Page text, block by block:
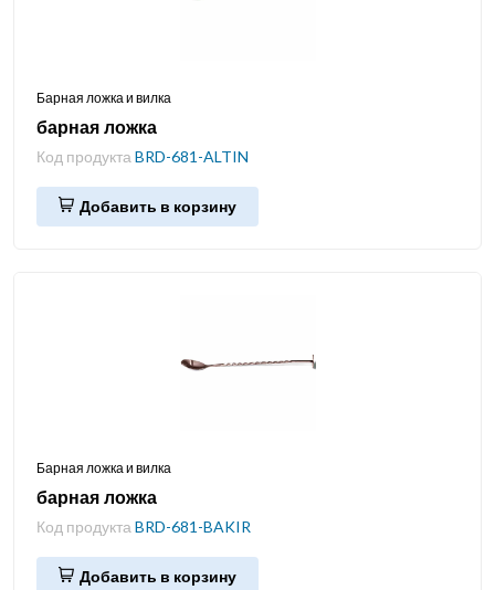
Барная ложка и вилка
барная ложка
Код продукта BRD-681-ALTIN
Добавить в корзину
Барная ложка и вилка
барная ложка
Код продукта BRD-681-BAKIR
Добавить в корзину